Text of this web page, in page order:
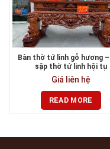
Bàn thờ tứ linh gỗ hương –
sập thờ tứ linh hội tụ
Giá liên hệ
READ MORE